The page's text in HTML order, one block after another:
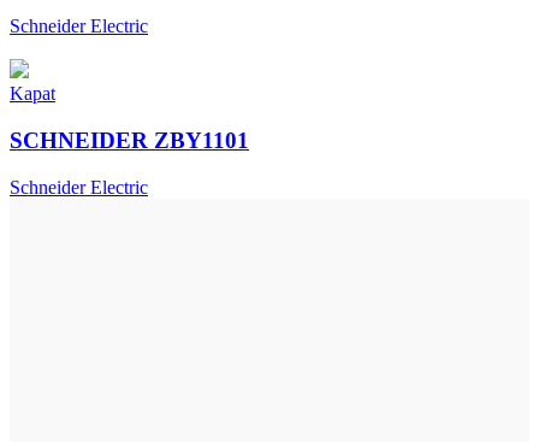
Schneider Electric
Kapat
SCHNEIDER ZBY1101
Schneider Electric